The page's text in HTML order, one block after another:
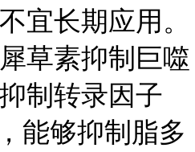
宜长期应用。
草素抑制巨噬
制转录因子
能够抑制脂多